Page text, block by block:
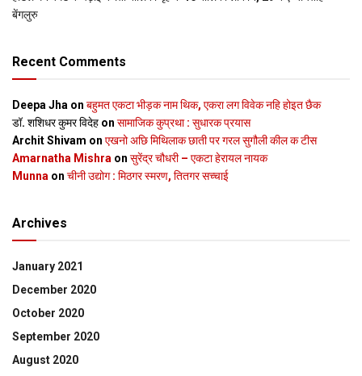
बेंगलुरु
Recent Comments
Deepa Jha on बहुमत एकटा भीड़क नाम थिक, एकरा लग विवेक नहि होइत छैक
डॉ. शशिधर कुमर विदेह on सामाजिक कुप्रथा : सुधारक प्रयास
Archit Shivam on एखनो अछि मिथिलाक छाती पर गरल सुगौली कील क टीस
Amarnatha Mishra on सुरेंद्र चौधरी – एकटा हेरायल नायक
Munna on चीनी उद्योग : मिठगर स्‍मरण, तितगर सच्‍चाई
Archives
January 2021
December 2020
October 2020
September 2020
August 2020